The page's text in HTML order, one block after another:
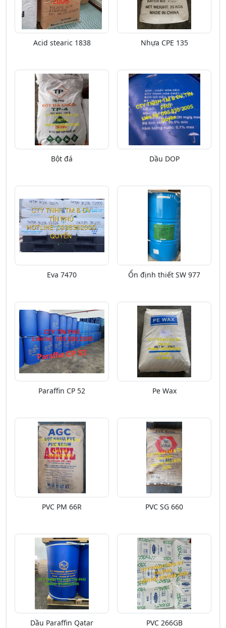
Acid stearic 1838 Nhựa CPE 135
Bột đá Dầu DOP
Eva 7470 Ổn định thiết SW 977
Paraffin CP 52 Pe Wax
PVC PM 66R PVC SG 660
Dầu Paraffin Qatar PVC 266GB